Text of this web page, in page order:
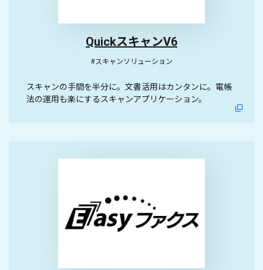
QuickスキャンV6
#スキャンソリューション
スキャンの手間を半分に。文書活用はカンタンに。電帳
法の運用も楽にするスキャンアプリケーション。